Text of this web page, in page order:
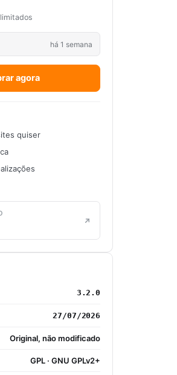
há 1 semana
agora
quiser
3.2.0
27/07/2026
Original, não modificado
GPL · GNU GPLv2+